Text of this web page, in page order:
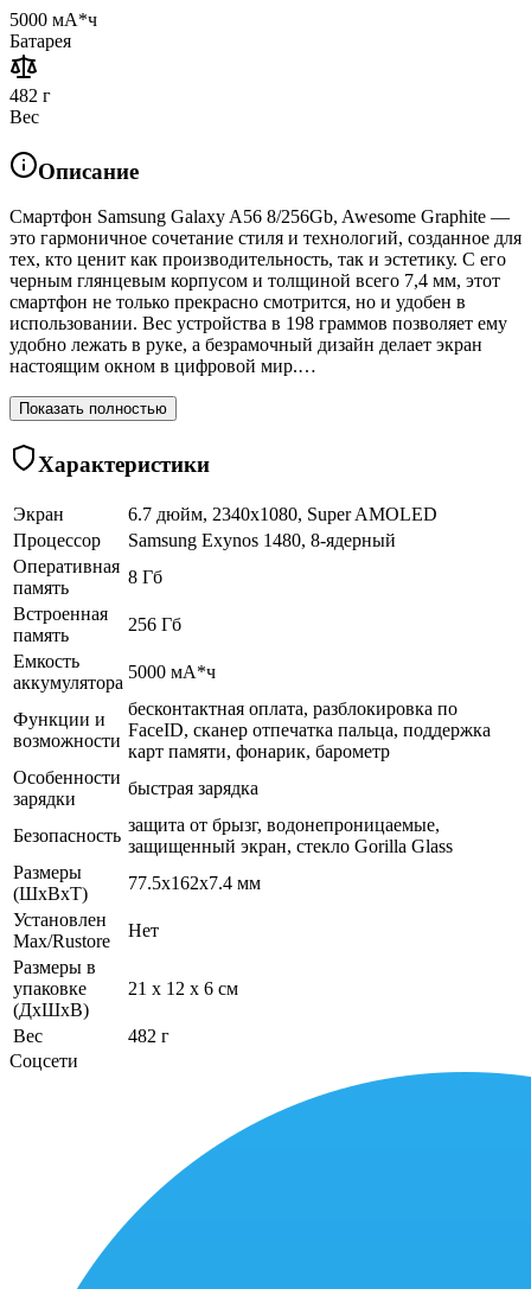
5000 мА*ч
Батарея
482 г
Вес
Описание
Смартфон Samsung Galaxy A56 8/256Gb, Awesome Graphite —
это гармоничное сочетание стиля и технологий, созданное для
тех, кто ценит как производительность, так и эстетику. С его
черным глянцевым корпусом и толщиной всего 7,4 мм, этот
смартфон не только прекрасно смотрится, но и удобен в
использовании. Вес устройства в 198 граммов позволяет ему
удобно лежать в руке, а безрамочный дизайн делает экран
настоящим окном в цифровой мир.…
Показать полностью
Характеристики
Экран
6.7 дюйм, 2340x1080, Super AMOLED
Процессор
Samsung Exynos 1480, 8-ядерный
Оперативная
память
8 Гб
Встроенная
память
256 Гб
Емкость
аккумулятора
5000 мА*ч
Функции и
возможности
бесконтактная оплата, разблокировка по
FaceID, сканер отпечатка пальца, поддержка
карт памяти, фонарик, барометр
Особенности
зарядки
быстрая зарядка
Безопасность
защита от брызг, водонепроницаемые,
защищенный экран, cтекло Gorilla Glass
Размеры
(ШхВхТ)
77.5x162x7.4 мм
Установлен
Max/Rustore
Нет
Размеры в
упаковке
(ДхШхВ)
21 x 12 x 6 см
Вес
482 г
Соцсети